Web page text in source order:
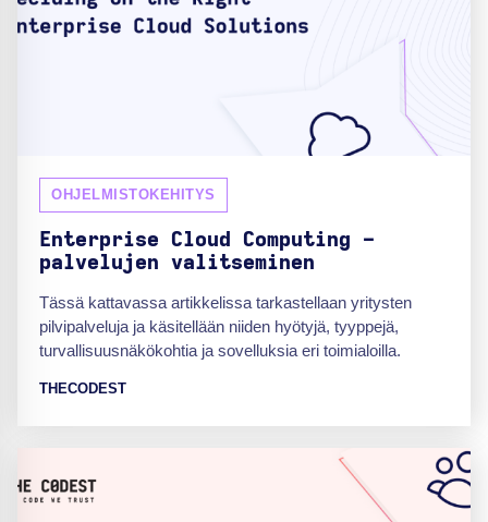
OHJELMISTOKEHITYS
Enterprise Cloud Computing -
palvelujen valitseminen
Tässä kattavassa artikkelissa tarkastellaan yritysten
pilvipalveluja ja käsitellään niiden hyötyjä, tyyppejä,
turvallisuusnäkökohtia ja sovelluksia eri toimialoilla.
THECODEST